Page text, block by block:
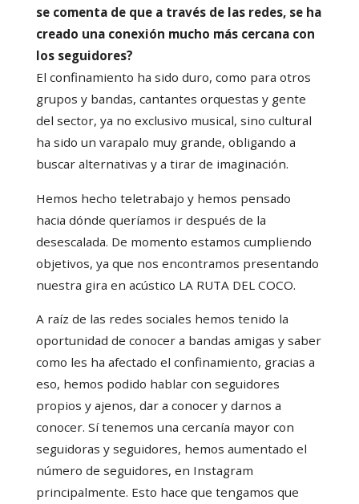
se comenta de que a través de las redes, se ha
creado una conexión mucho más cercana con
los seguidores?
El confinamiento ha sido duro, como para otros
grupos y bandas, cantantes orquestas y gente
del sector, ya no exclusivo musical, sino cultural
ha sido un varapalo muy grande, obligando a
buscar alternativas y a tirar de imaginación.
Hemos hecho teletrabajo y hemos pensado
hacia dónde queríamos ir después de la
desescalada. De momento estamos cumpliendo
objetivos, ya que nos encontramos presentando
nuestra gira en acústico LA RUTA DEL COCO.
A raíz de las redes sociales hemos tenido la
oportunidad de conocer a bandas amigas y saber
como les ha afectado el confinamiento, gracias a
eso, hemos podido hablar con seguidores
propios y ajenos, dar a conocer y darnos a
conocer. Sí tenemos una cercanía mayor con
seguidoras y seguidores, hemos aumentado el
número de seguidores, en Instagram
principalmente. Esto hace que tengamos que